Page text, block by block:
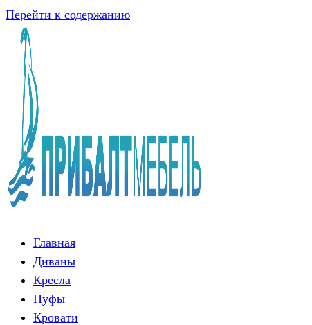
Перейти к содержанию
Главная
Диваны
Кресла
Пуфы
Кровати